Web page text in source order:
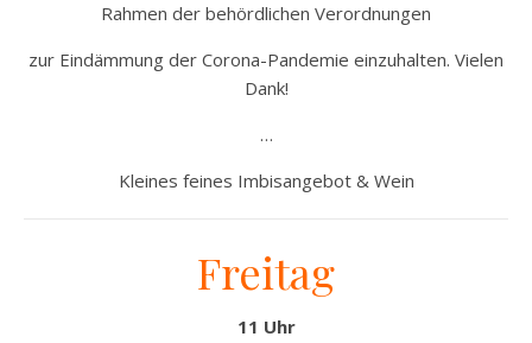
Rahmen der behördlichen Verordnungen
zur Eindämmung der Corona-Pandemie einzuhalten. Vielen
Dank!
…
Kleines feines Imbisangebot & Wein
Freitag
11 Uhr